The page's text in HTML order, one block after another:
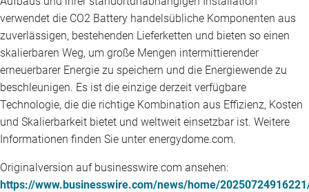
verwendet die CO2 Battery handelsübliche Komponenten aus
zuverlässigen, bestehenden Lieferketten und bieten so einen
skalierbaren Weg, um große Mengen intermittierender
erneuerbarer Energie zu speichern und die Energiewende zu
beschleunigen. Es ist die einzige derzeit verfügbare
Technologie, die die richtige Kombination aus Effizienz, Kosten
und Skalierbarkeit bietet und weltweit einsetzbar ist. Weitere
Informationen finden Sie unter energydome.com.
Originalversion auf businesswire.com ansehen:
https://www.businesswire.com/news/home/